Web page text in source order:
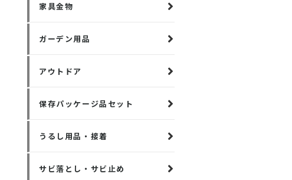
家具金物
ガーデン用品
アウトドア
保存パッケージ品セット
うるし用品・接着
サビ落とし・サビ止め